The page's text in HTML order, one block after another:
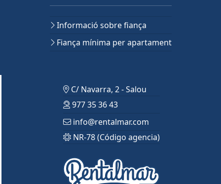
Informació sobre fiança
Fiança mínima per apartament
C/ Navarra, 2 - Salou
977 35 36 43
info@rentalmar.com
NR-78 (Código agencia)